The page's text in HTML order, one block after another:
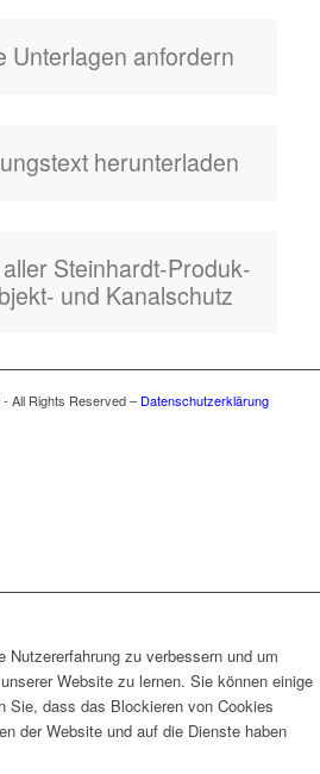
Unter­la­gen anfordern
herunterladen
Stein­hardt-Pro­duk­
und Kanalschutz
All Rights Reserved – Datenschutzerklärung
Nutzererfahrung zu verbessern und um
Website zu lernen. Sie können einige
Sie, dass das Blockieren von Cookies
der Website und auf die Dienste haben